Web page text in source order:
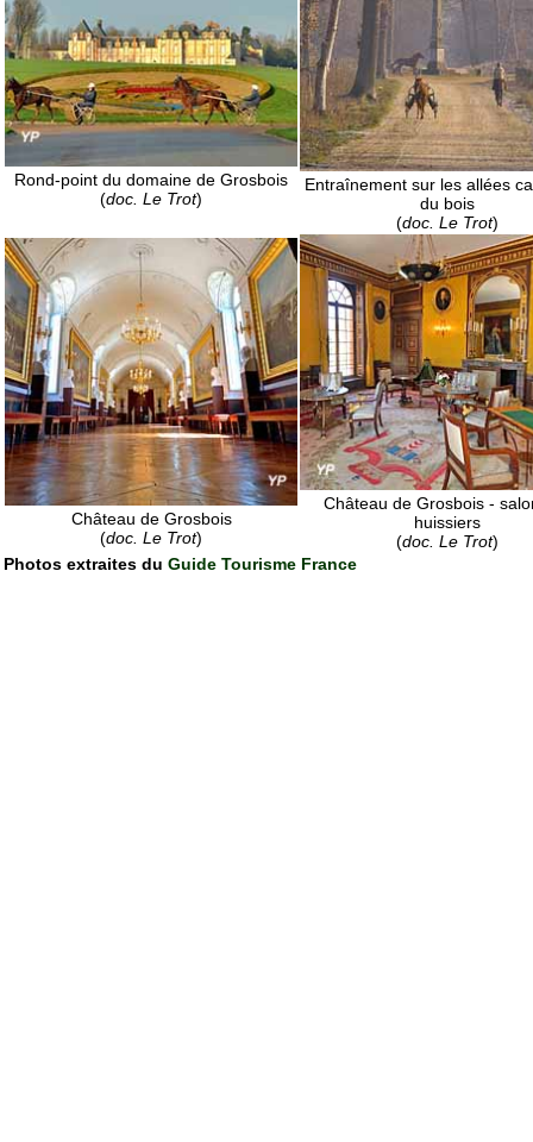
Rond-point du domaine de Grosbois
(doc. Le Trot)
Entraînement sur les allées
du bois
(doc. Le Trot)
Château de Grosbois
(doc. Le Trot)
Château de Grosbois -
huissiers
(doc. Le Trot)
Photos extraites du Guide Tourisme France